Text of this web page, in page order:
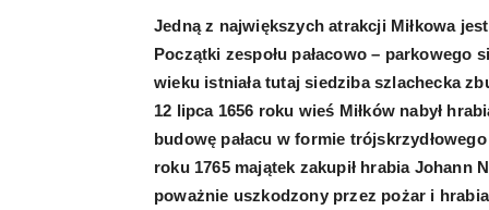
Jedną z największych atrakcji Miłkowa
Początki zespołu pałacowo – parkowego
wieku istniała tutaj siedziba szlachecka
12 lipca 1656 roku wieś Miłków nabył
budowę pałacu w formie
roku 1765 majątek zakupił hrabia Johann
poważnie uszkodzony przez pożar i